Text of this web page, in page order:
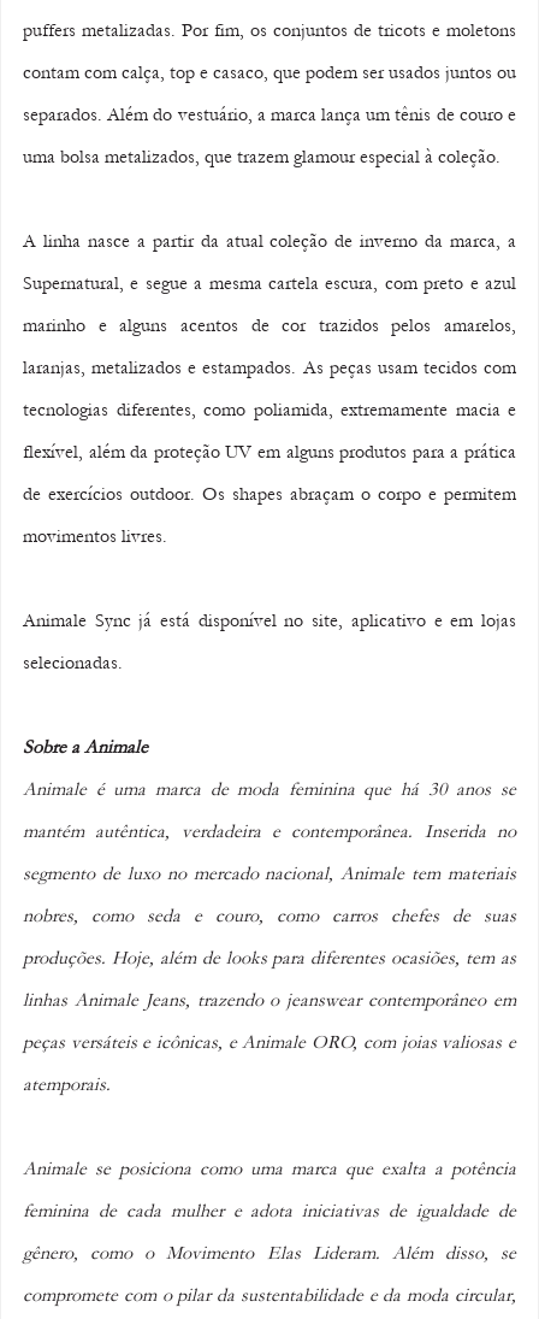
puffers metalizadas. Por fim, os conjuntos de tricots e moletons
contam com calça, top e casaco, que podem ser usados juntos ou
separados. Além do vestuário, a marca lança um tênis de couro e
uma bolsa metalizados, que trazem glamour especial à coleção.
A linha nasce a partir da atual coleção de inverno da marca, a
Supernatural, e segue a mesma cartela escura, com preto e azul
marinho e alguns acentos de cor trazidos pelos amarelos,
laranjas, metalizados e estampados. As peças usam tecidos com
tecnologias diferentes, como poliamida, extremamente macia e
flexível, além da proteção UV em alguns produtos para a prática
de exercícios outdoor. Os shapes abraçam o corpo e permitem
movimentos livres.
Animale Sync já está disponível no site, aplicativo e em lojas
selecionadas.
Sobre a Animale
Animale é uma marca de moda feminina que há 30 anos se
mantém autêntica, verdadeira e contemporânea. Inserida no
segmento de luxo no mercado nacional, Animale tem materiais
nobres, como seda e couro, como carros chefes de suas
produções. Hoje, além de looks para diferentes ocasiões, tem as
linhas Animale Jeans, trazendo o jeanswear contemporâneo em
peças versáteis e icônicas, e Animale ORO, com joias valiosas e
atemporais.
Animale se posiciona como uma marca que exalta a potência
feminina de cada mulher e adota iniciativas de igualdade de
gênero, como o Movimento Elas Lideram. Além disso, se
compromete com o pilar da sustentabilidade e da moda circular,